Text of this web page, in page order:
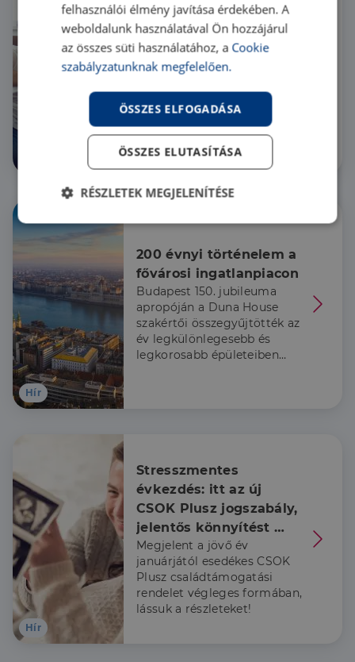
CSOK 2023: Tippek, ha
csak idén igényelhetsz
A határidő szűkössége miatt
különösen fontos a sikeres
ügymenet: itt vannak a
kifejezetten ingatlanhoz
kapcsolódó, rejtett buktatók.
Hír
200 évnyi történelem a
fővárosi ingatlanpiacon
Budapest 150. jubileuma
apropóján a Duna House
szakértői összegyűjtötték az
év legkülönlegesebb és
legkorosabb épületeiben
Hír
Stresszmentes
évkezdés: itt az új
CSOK Plusz jogszabály,
jelentős könnyítést
kapnak a már babát
váró családok is
Megjelent a jövő év
januárjától esedékes CSOK
Plusz családtámogatási
rendelet végleges formában,
lássuk a részleteket!
felhasználói élmény javítása érdekében. A
weboldalunk használatával Ön hozzájárul
az összes süti használatához, a Cookie
szabályzatunknak megfelelően.
ÖSSZES ELFOGADÁSA
ÖSSZES ELUTASÍTÁSA
RÉSZLETEK MEGJELENÍTÉSE
Elengedhetetlenül
szükséges
Teljesítmény
Célzás Funkcionalitás
Elengedhetetlenül szükséges
Az elengedhetetlenül szükséges sütik lehetővé teszik
a webhely alapvető funkcióit, például a felhasználói
bejelentkezést és a fiókkezelést. A weboldal nem
használható megfelelően az elengedhetetlenül
szükséges sütik nélkül.
Név
Domain
Lejárat
li_gc
LinkedIn
Corporation
.linkedin.com
5
hónap
4 hét
történő